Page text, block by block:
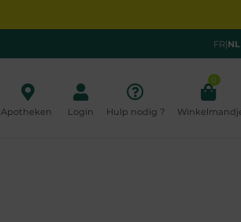
FR|NL
Apotheken Login Hulp nodig ?
0